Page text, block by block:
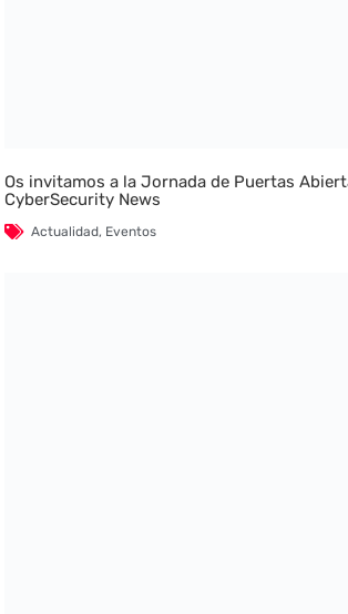
Os invitamos a la Jornada de Puertas
CyberSecurity News
Actualidad, Eventos